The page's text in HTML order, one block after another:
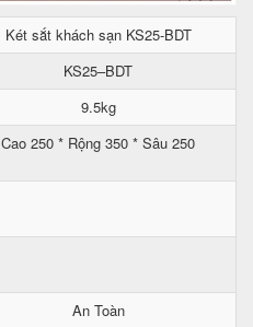
Két sắt khách sạn KS25-BDT
KS25–BDT
9.5kg
Cao 250 * Rộng 350 * Sâu 250
An Toàn